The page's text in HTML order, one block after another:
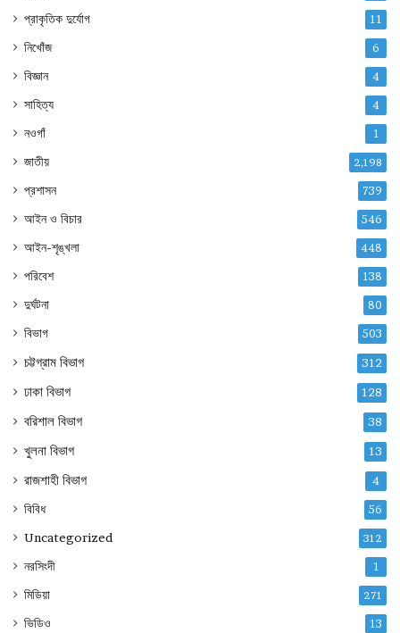
প্রাকৃতিক দুর্যোগ 11
নিখোঁজ 6
বিজ্ঞান 4
সাহিত্য 4
নওগাঁ 1
জাতীয় 2,198
প্রশাসন 739
আইন ও বিচার 546
আইন-শৃঙ্খলা 448
পরিবেশ 138
দুর্ঘটনা 80
বিভাগ 503
চট্টগ্রাম বিভাগ 312
ঢাকা বিভাগ 128
বরিশাল বিভাগ 38
খুলনা বিভাগ 13
রাজশাহী বিভাগ 4
বিবিধ 56
Uncategorized 312
নরসিংদী 1
মিডিয়া 271
ভিডিও 13